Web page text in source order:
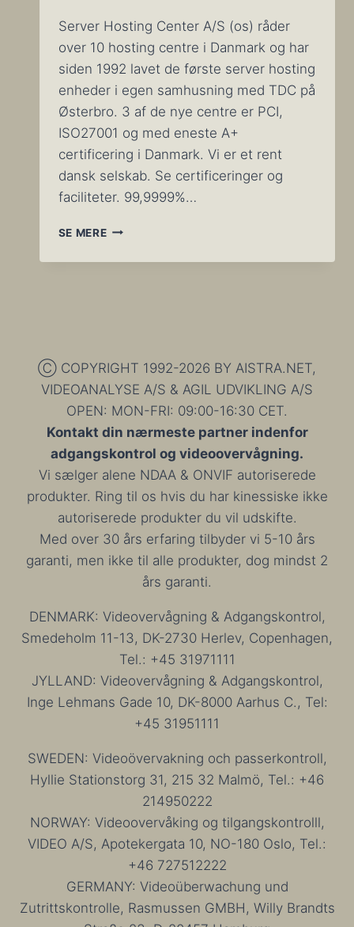
Server Hosting Center A/S (os) råder
over 10 hosting centre i Danmark og har
siden 1992 lavet de første server hosting
enheder i egen samhusning med TDC på
Østerbro. 3 af de nye centre er PCI,
ISO27001 og med eneste A+
certificering i Danmark. Vi er et rent
dansk selskab. Se certificeringer og
faciliteter. 99,9999%…
SE MERESERVER
CENTER
AMAZON,
&
GOOGLE
UDENOM
Ⓒ COPYRIGHT 1992-2026 BY AISTRA.NET,
VIDEOANALYSE A/S & AGIL UDVIKLING A/S
OPEN: MON-FRI: 09:00-16:30 CET.
Kontakt din nærmeste partner indenfor
adgangskontrol og videoovervågning.
Vi sælger alene NDAA & ONVIF autoriserede
produkter. Ring til os hvis du har kinessiske ikke
autoriserede produkter du vil udskifte.
Med over 30 års erfaring tilbyder vi 5-10 års
garanti, men ikke til alle produkter, dog mindst 2
års garanti.
DENMARK: Videovervågning & Adgangskontrol,
Smedeholm 11-13, DK-2730 Herlev, Copenhagen,
Tel.: +45 31971111
JYLLAND: Videovervågning & Adgangskontrol,
Inge Lehmans Gade 10, DK-8000 Aarhus C., Tel:
+45 31951111
SWEDEN: Videoövervakning och passerkontroll,
Hyllie Stationstorg 31, 215 32 Malmö, Tel.: +46
214950222
NORWAY: Videoovervåking og tilgangskontrolll,
VIDEO A/S, Apotekergata 10, NO-180 Oslo, Tel.:
+46 727512222
GERMANY: Videoüberwachung und
Zutrittskontrolle, Rasmussen GMBH, Willy Brandts